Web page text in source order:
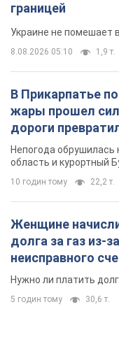
границей
Украине не помешает
8.08.2026 05:10 1,9 т.
В Прикарпатье
жары прошел
дороги
Непогода
область и курортный
10 годин тому 22,2 т.
Женщине
долга за газ из-
неисправного
вынес
Нужно ли платить
5 годин тому 30,6 т.